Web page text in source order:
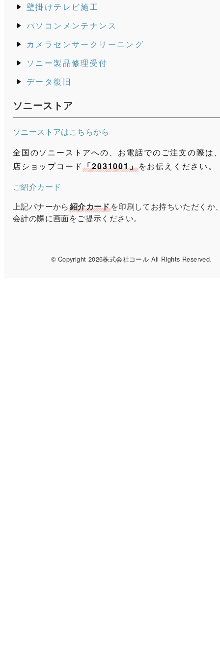
壁掛けテレビ施工
パソコンメンテナンス
カメラセンサークリーニング
ソニー製品修理受付
データ復旧
ソニーストア
ソニーストアはこちらから
全国のソニーストアへの、お電話でのご注文の際は
店ショップコード「2031001」をお伝えください。
ご紹介カード
上記バナーから紹介カードを印刷してお持ちいただくか
会計の際に画面をご提示ください。
© Copyright 2026株式会社コール All Rights Reserved.